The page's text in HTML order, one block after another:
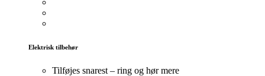
Elektrisk tilbehør
Tilføjes snarest – ring og hør mere